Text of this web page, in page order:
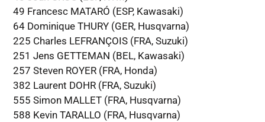
49 Francesc MATARÓ (ESP, Kawasaki)
64 Dominique THURY (GER, Husqvarna)
225 Charles LEFRANÇOIS (FRA, Suzuki)
251 Jens GETTEMAN (BEL, Kawasaki)
257 Steven ROYER (FRA, Honda)
382 Laurent DOHR (FRA, Suzuki)
555 Simon MALLET (FRA, Husqvarna)
588 Kevin TARALLO (FRA, Husqvarna)